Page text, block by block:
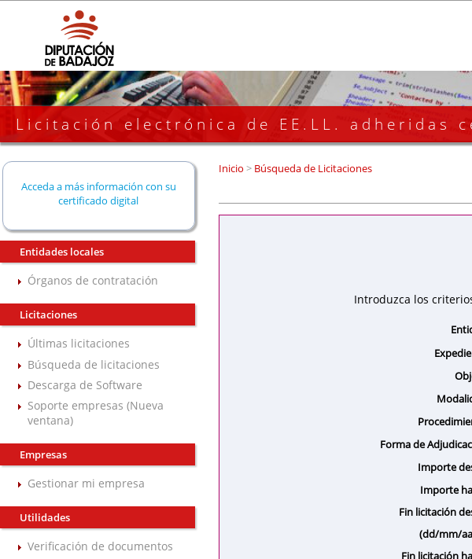
Licitación electrónica de EE.LL. adheridas
Acceda a más información con su
certificado digital
Entidades locales
Órganos de contratación
Licitaciones
Últimas licitaciones
Búsqueda de licitaciones
Descarga de Software
Soporte empresas (Nueva
ventana)
Empresas
Gestionar mi empresa
Utilidades
Verificación de documentos
Inicio >Búsqueda de Licitaciones
Introduzca los
Forma de
Importe
Importe
Fin licitación
(dd/mm/